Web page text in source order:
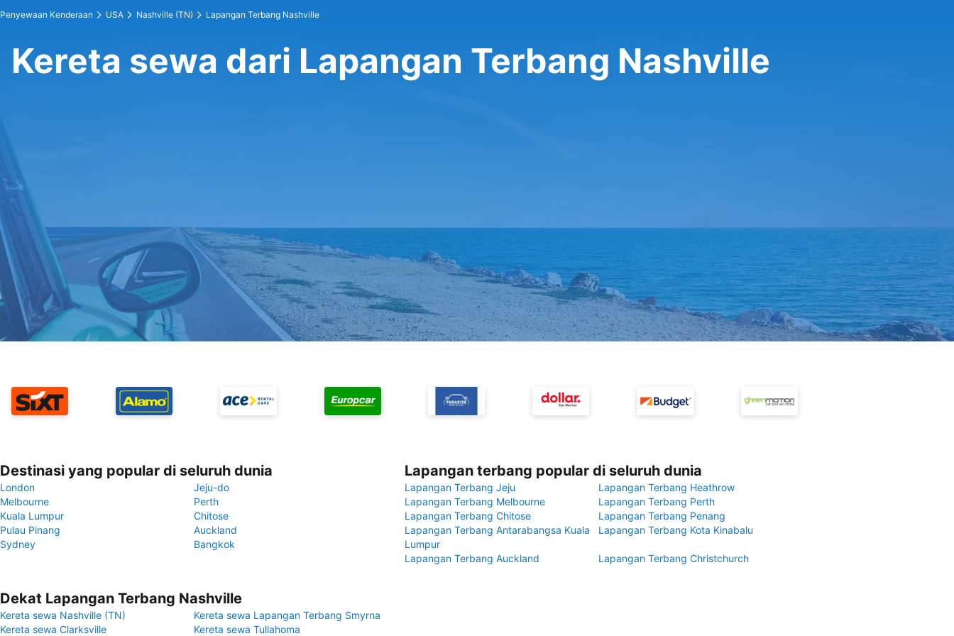
Penyewaan Kenderaan USA Nashville (TN) Lapangan Terbang Nashville
Kereta sewa dari Lapangan Terbang Nashville
Destinasi yang popular di seluruh dunia
London
Jeju-do
Melbourne
Perth
Kuala Lumpur
Chitose
Pulau Pinang
Auckland
Sydney
Bangkok
Lapangan terbang popular di seluruh dunia
Lapangan Terbang Jeju
Lapangan Terbang Heathrow
Lapangan Terbang Melbourne
Lapangan Terbang Perth
Lapangan Terbang Chitose
Lapangan Terbang Penang
Lapangan Terbang Antarabangsa Kuala
Lumpur
Lapangan Terbang Kota Kinabalu
Lapangan Terbang Auckland Lapangan Terbang Christchurch
Dekat Lapangan Terbang Nashville
Kereta sewa Nashville (TN)
Kereta sewa Lapangan Terbang Smyrna
Kereta sewa Clarksville
Kereta sewa Tullahoma